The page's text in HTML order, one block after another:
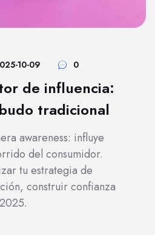
10-09 0
de influencia:
tradicional
awareness: influye
del consumidor.
tu estrategia de
construir confianza